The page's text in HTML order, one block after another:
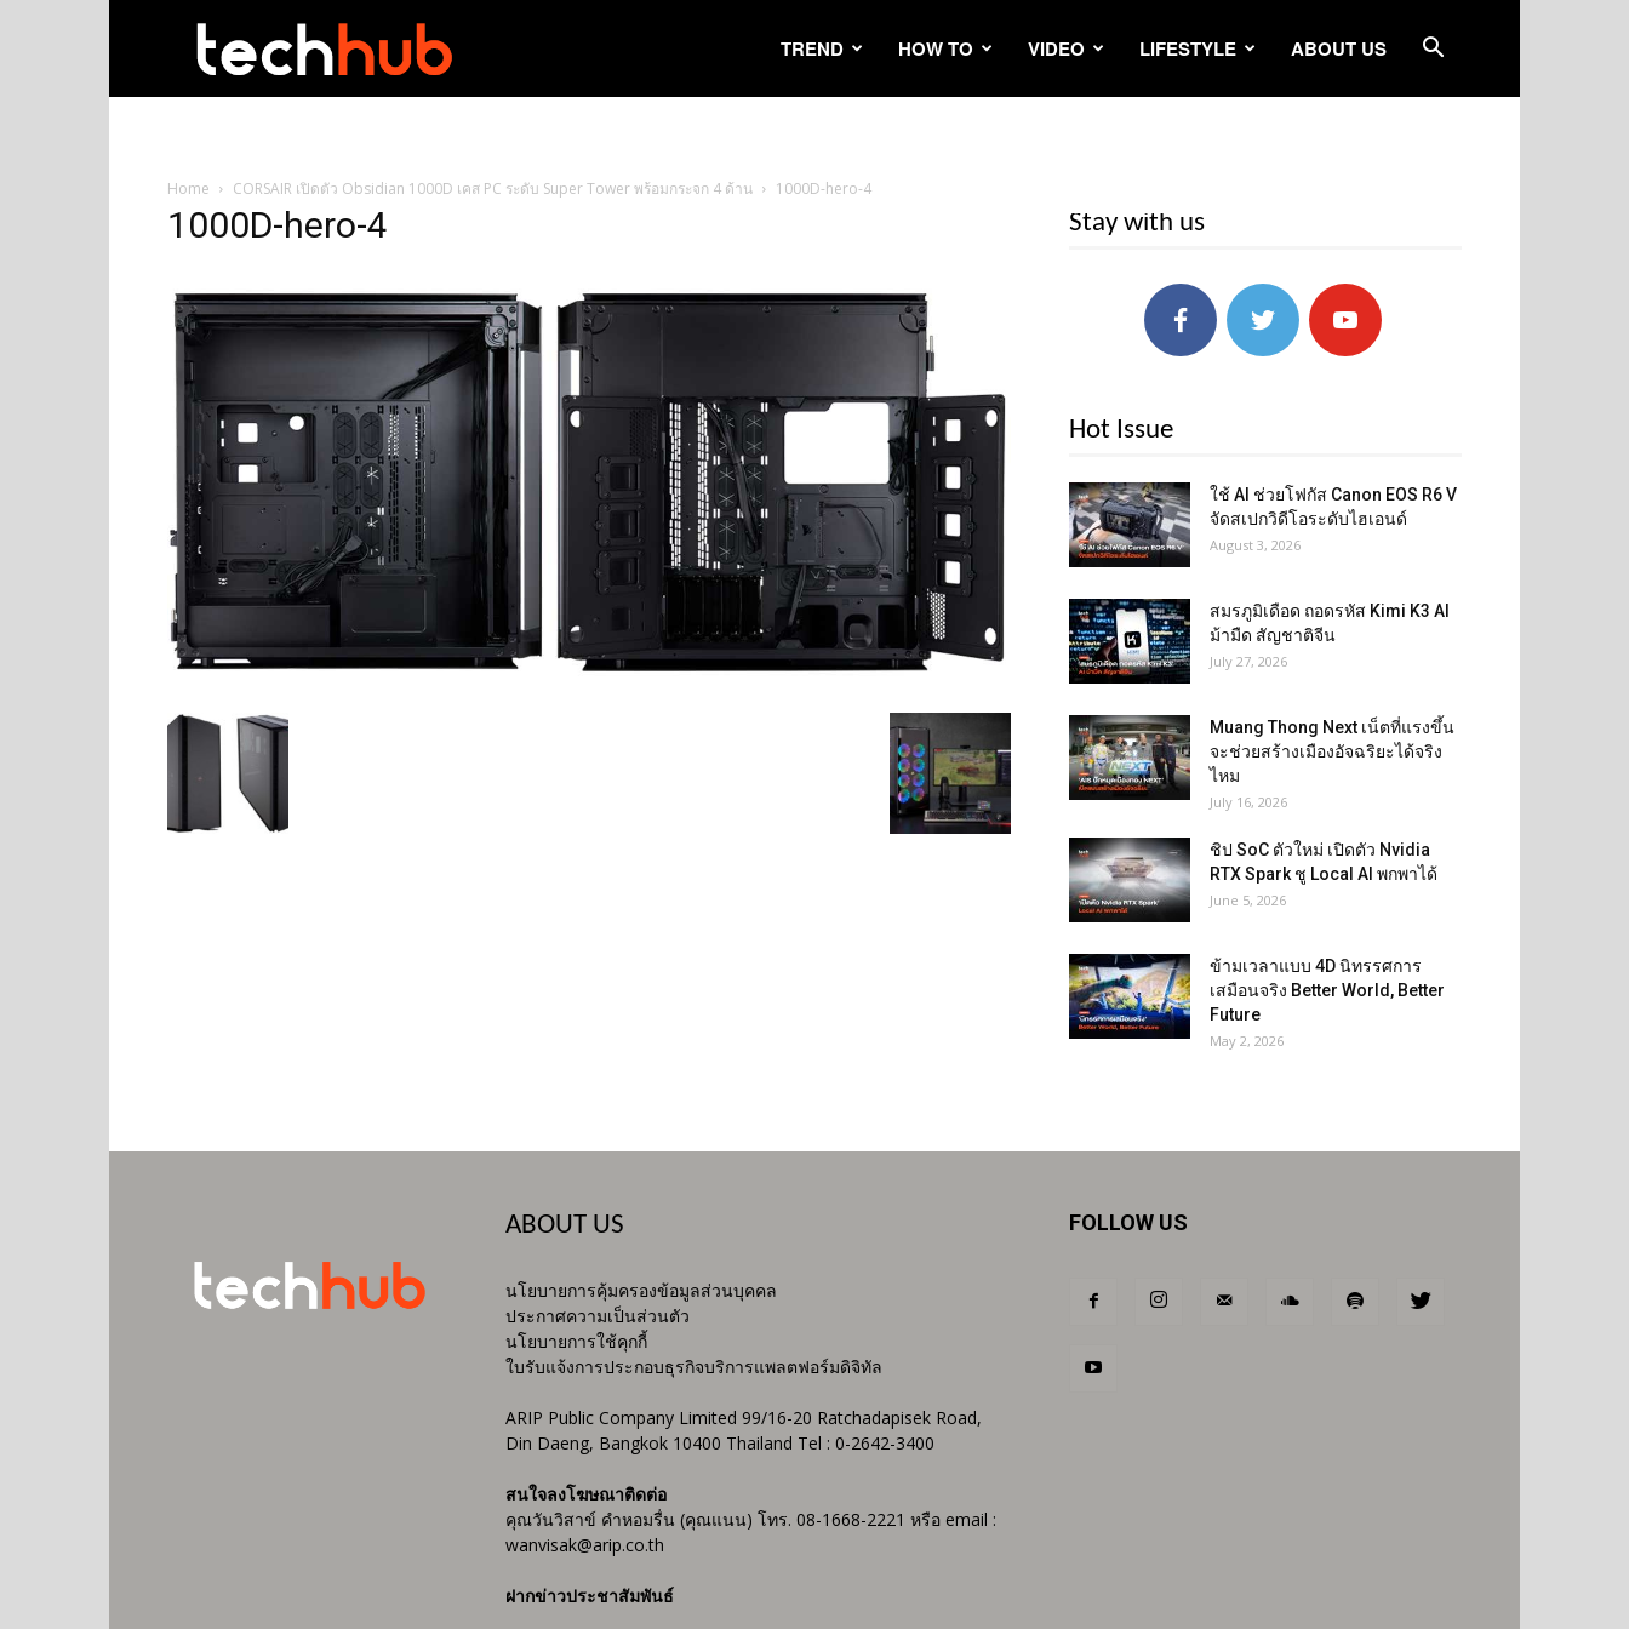
TREND HOW TO VIDEO LIFESTYLE ABOUT US
Home CORSAIR เปิดตัว Obsidian 1000D เคส PC ระดับ Super Tower พร้อมกระจก 4 ด้าน 1000D-hero-4
1000D-hero-4 Stay with us
Hot Issue
ใช้ AI ช่วยโฟกัส Canon EOS R6 V
จัดสเปกวิดีโอระดับไฮเอนด์
August 3, 2026
สมรภูมิเดือด ถอดรหัส Kimi K3 AI
ม้ามืด สัญชาติจีน
July 27, 2026
Muang Thong Next เน็ตที่แรงขึ้น
จะช่วยสร้างเมืองอัจฉริยะได้จริง
ไหม
July 16, 2026
ชิป SoC ตัวใหม่ เปิดตัว Nvidia
RTX Spark ชู Local AI พกพาได้
June 5, 2026
ข้ามเวลาแบบ 4D นิทรรศการ
เสมือนจริง Better World, Better
Future
May 2, 2026
ABOUT US
นโยบายการคุ้มครองข้อมูลส่วนบุคคล
ประกาศความเป็นส่วนตัว
นโยบายการใช้คุกกี้
ใบรับแจ้งการประกอบธุรกิจบริการแพลตฟอร์มดิจิทัล
ARIP Public Company Limited 99/16-20 Ratchadapisek Road,
Din Daeng, Bangkok 10400 Thailand Tel : 0-2642-3400
สนใจลงโฆษณาติดต่อ
คุณวันวิสาข์ คำหอมรื่น (คุณแนน) โทร. 08-1668-2221 หรือ email :
wanvisak@arip.co.th
ฝากข่าวประชาสัมพันธ์
FOLLOW US